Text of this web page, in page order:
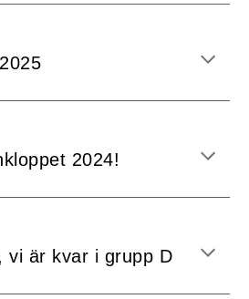
2024!
vi är kvar i grupp D